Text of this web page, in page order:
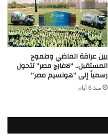
بين عراقة الماضي وطموح
المستقبل.. “لافارچ مصر” تتحول
رسمياً إلى “هولسيم مصر”
منذ 6 أيام